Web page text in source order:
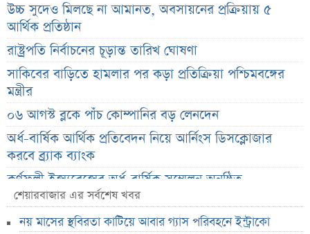
উচ্চ সুদেও মিলছে না আমানত, অবসায়নের প্রক্রিয়ায় ৫
আর্থিক প্রতিষ্ঠান
রাষ্ট্রপতি নির্বাচনের চূড়ান্ত তারিখ ঘোষণা
সাকিবের বাড়িতে হামলার পর কড়া প্রতিক্রিয়া পশ্চিমবঙ্গের
মন্ত্রীর
০৬ আগস্ট ব্লকে পাঁচ কোম্পানির বড় লেনদেন
অর্ধ-বার্ষিক আর্থিক প্রতিবেদন নিয়ে আর্নিংস ডিসক্লোজার
করবে ব্র্যাক ব্যাংক
কর্ণফুলী ইন্স্যুরেন্সের অর্ধ-বার্ষিক সম্মেলন অনুষ্ঠিত
৭৫ হাজার ২৮৩ শেয়ার মনোনীত উত্তরাধিকারীর নামে
হস্তান্তর
শেয়ারবাজার এর সর্বশেষ খবর
নয় মাসের স্থবিরতা কাটিয়ে আবার গ্যাস পরিবহনে ইন্ট্রাকো